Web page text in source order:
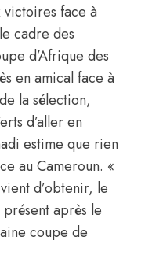
victoires face à
cadre des
d’Afrique des
en amical face à
la sélection,
d’aller en
estime que rien
au Cameroun. «
d’obtenir, le
après le
coupe de